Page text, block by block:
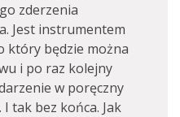
zderzenia
Jest instrumentem
który będzie można
i po raz kolejny
w poręczny
tak bez końca. Jak